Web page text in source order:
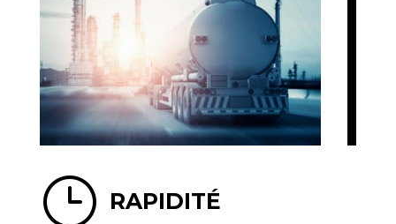
} RAPIDITÉ